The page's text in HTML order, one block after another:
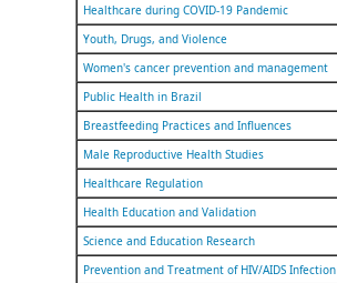
Healthcare during COVID-19 Pandemic
Youth, Drugs, and Violence
Women's cancer prevention and management
Public Health in Brazil
Breastfeeding Practices and Influences
Male Reproductive Health Studies
Healthcare Regulation
Health Education and Validation
Science and Education Research
Prevention and Treatment of HIV/AIDS Infection